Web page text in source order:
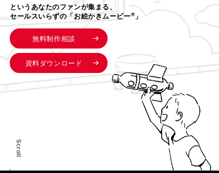
というあなたのファンが集まる、
セールスいらずの「お絵かきムービー® 」
無料制作相談
資料ダウンロード
Scroll